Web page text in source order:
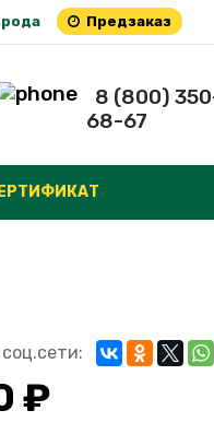
Предзаказ
8 (800)
68-67
₽